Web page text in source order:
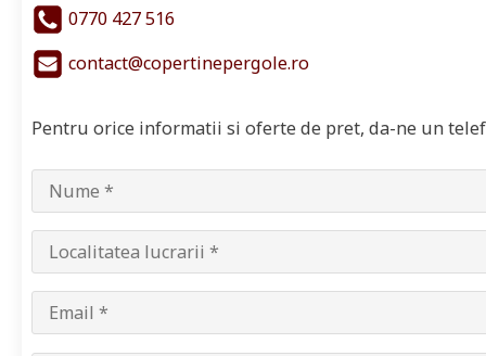
0770 427 516
contact@copertinepergole.ro
Pentru orice informatii si oferte de pret, da-ne un